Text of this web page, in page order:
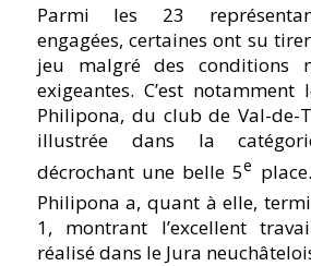
Parmi les 23
engagées, certaines ont su
jeu malgré des conditions
exigeantes. C’est
Philipona, du club de Val-de-
illustrée dans la
décrochant une belle 5e
Philipona a, quant à elle,
1, montrant l’excellent
réalisé dans le Jura